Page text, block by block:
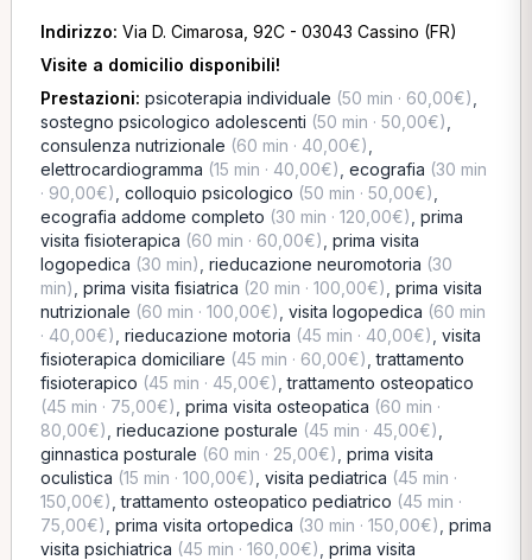
Indirizzo: Via D. Cimarosa, 92C - 03043 Cassino (FR)
Visite a domicilio disponibili!
Prestazioni: psicoterapia individuale (50 min · 60,00€)
sostegno psicologico adolescenti (50 min · 50,00€)
consulenza nutrizionale (60 min · 40,00€)
elettrocardiogramma (15 min · 40,00€) ecografia (30 min
· 90,00€) colloquio psicologico (50 min · 50,00€)
ecografia addome completo (30 min · 120,00€) prima
visita fisioterapica (60 min · 60,00€) prima visita
logopedica (30 min) rieducazione neuromotoria (30
min) prima visita fisiatrica (20 min · 100,00€) prima visita
nutrizionale (60 min · 100,00€) visita logopedica (60 min
· 40,00€) rieducazione motoria (45 min · 40,00€) visita
fisioterapica domiciliare (45 min · 60,00€) ,trattamento
fisioterapico (45 min · 45,00€) ,trattamento osteopatico
(45 min · 75,00€) prima visita osteopatica (60 min ·
80,00€) rieducazione posturale (45 min · 45,00€)
ginnastica posturale (60 min · 25,00€) prima visita
oculistica (15 min · 100,00€) visita pediatrica (45 min ·
150,00€) ,trattamento osteopatico pediatrico (45 min ·
75,00€) prima visita ortopedica (30 min · 150,00€) prima
visita psichiatrica (45 min · 160,00€) prima visita